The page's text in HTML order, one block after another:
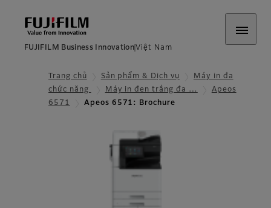
FUJIFILM Business Innovation Việt Nam
Trang chủ Sản phẩm & Dịch vụ
Máy in đa
chức năng
Máy in đen trắng đa …
Apeos
6571
Apeos 6571: Brochure